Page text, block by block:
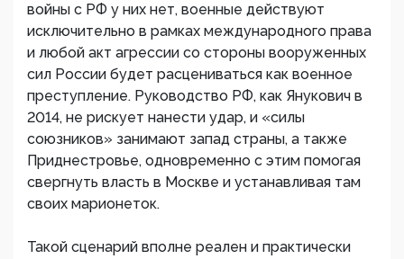
войны с РФ у них нет, военные действуют
исключительно в рамках международного права
и любой акт агрессии со стороны вооруженных
сил России будет расцениваться как военное
преступление. Руководство РФ, как Янукович в
2014, не рискует нанести удар, и «силы
союзников» занимают запад страны, а также
Приднестровье, одновременно с этим помогая
свергнуть власть в Москве и устанавливая там
своих марионеток.
Такой сценарий вполне реален и практически